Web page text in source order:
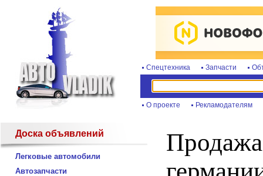
Спецтехника Запчасти
О проекте Рекламодателям
Доска объявлений
Легковые автомобили
Автозапчасти
Продажа